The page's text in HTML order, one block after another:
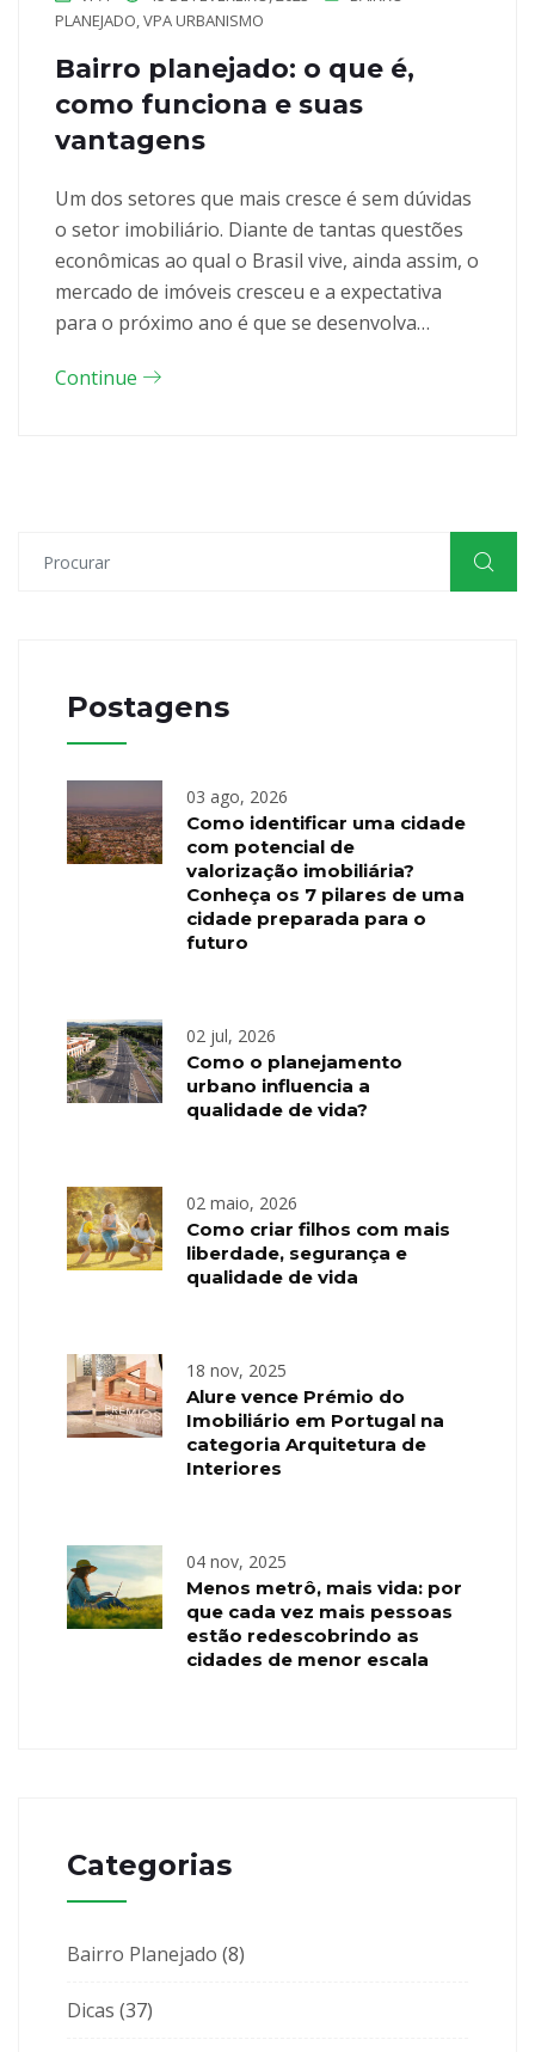
PLANEJADO,VPA URBANISMO
Bairro planejado: o que é,
como funciona e suas
vantagens
Um dos setores que mais cresce é sem dúvidas
o setor imobiliário. Diante de tantas questões
econômicas ao qual o Brasil vive, ainda assim, o
mercado de imóveis cresceu e a expectativa
para o próximo ano é que se desenvolva…
Continue
Postagens
03 ago, 2026
Como identificar uma cidade
com potencial de
valorização imobiliária?
Conheça os 7 pilares de uma
cidade preparada para o
futuro
02 jul, 2026
Como o planejamento
urbano influencia a
qualidade de vida?
02 maio, 2026
Como criar filhos com mais
liberdade, segurança e
qualidade de vida
18 nov, 2025
Alure vence Prémio do
Imobiliário em Portugal na
categoria Arquitetura de
Interiores
04 nov, 2025
Menos metrô, mais vida: por
que cada vez mais pessoas
estão redescobrindo as
cidades de menor escala
Categorias
Bairro Planejado (8)
Dicas (37)